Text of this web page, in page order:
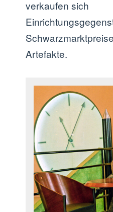
verkaufen sich
Artefakte.